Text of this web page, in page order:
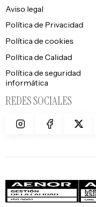
Aviso legal
Política de Privacidad
Política de cookies
Política de Calidad
Política de seguridad
informática
REDES SOCIALES
¿HABLAMOS?